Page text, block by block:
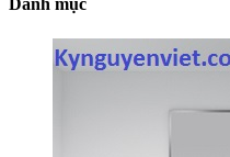
Danh mục